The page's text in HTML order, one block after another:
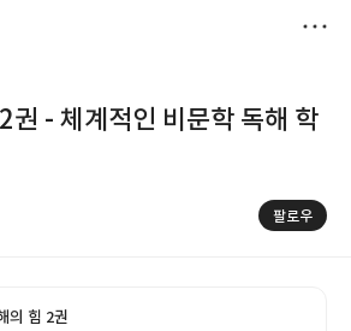
권 - 체계적인 비문학 독해 학
팔로우
의 힘 2권